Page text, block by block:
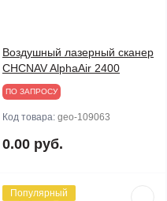
Воздушный лазерный сканер
CHCNAV AlphaAir 2400
ПО ЗАПРОСУ
Код товара: geo-109063
0.00 руб.
Популярный